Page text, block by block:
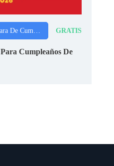
Plantilla De Invitación Para De Cumpleaños GRATIS
Cumpleaños De